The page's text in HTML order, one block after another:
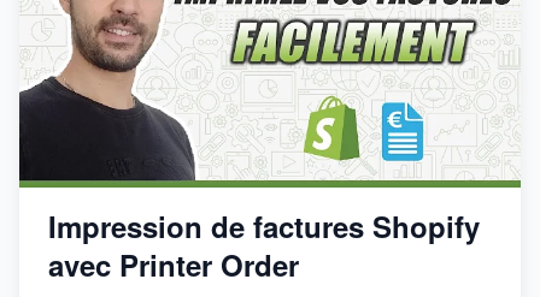
Impression de factures Shopify
avec Printer Order